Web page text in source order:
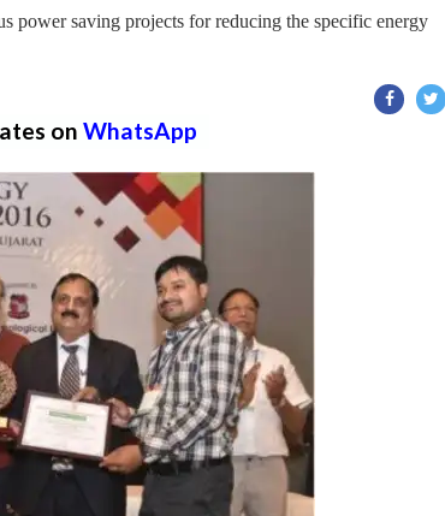
power saving projects for reducing the specific energy
on WhatsApp